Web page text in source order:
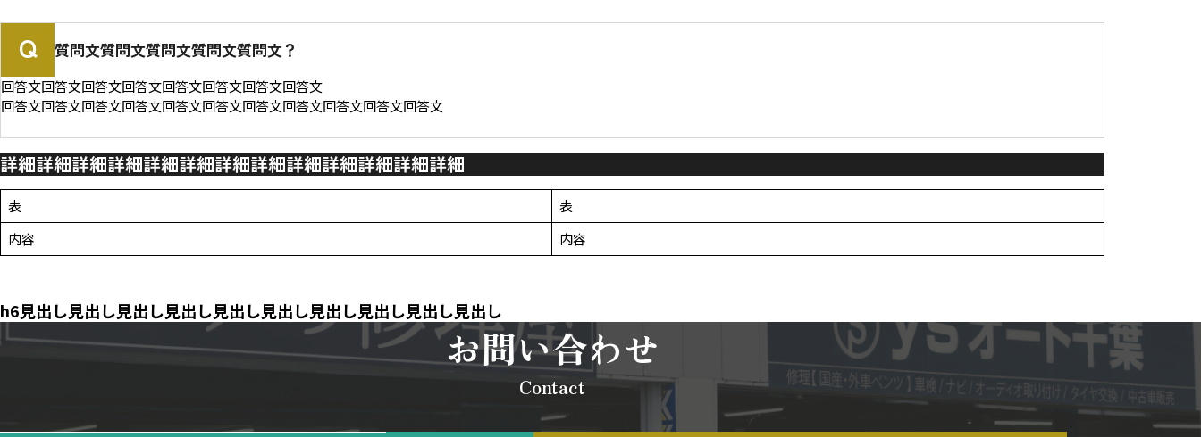
質問文質問文質問文質問文質問文？
回答文回答文回答文回答文回答文回答文回答文回答文
回答文回答文回答文回答文回答文回答文回答文回答文回答文回答文回答文
詳細詳細詳細詳細詳細詳細詳細詳細詳細詳細詳細詳細詳細
表
表
内容
内容
h6見出し見出し見出し見出し見出し見出し見出し見出し見出し見出し
お問い合わせ
Contact